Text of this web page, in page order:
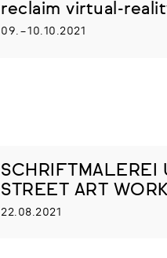
reclaim virtual-
09. – 10.10.2021
SCHRIFTMALEREI
STREET ART
22.08.2021